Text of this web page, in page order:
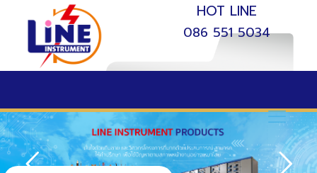
HOT LINE
086 551 5034